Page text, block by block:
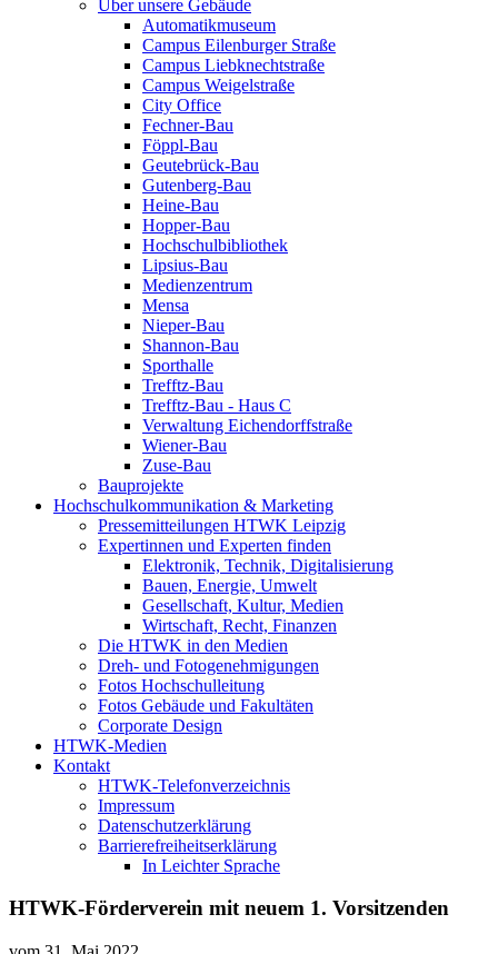
Über unsere Gebäude
Automatikmuseum
Campus Eilenburger Straße
Campus Liebknechtstraße
Campus Weigelstraße
City Office
Fechner-Bau
Föppl-Bau
Geutebrück-Bau
Gutenberg-Bau
Heine-Bau
Hopper-Bau
Hochschulbibliothek
Lipsius-Bau
Medienzentrum
Mensa
Nieper-Bau
Shannon-Bau
Sporthalle
Trefftz-Bau
Trefftz-Bau - Haus C
Verwaltung Eichendorffstraße
Wiener-Bau
Zuse-Bau
Bauprojekte
Hochschulkommunikation & Marketing
Pressemitteilungen HTWK Leipzig
Expertinnen und Experten finden
Elektronik, Technik, Digitalisierung
Bauen, Energie, Umwelt
Gesellschaft, Kultur, Medien
Wirtschaft, Recht, Finanzen
Die HTWK in den Medien
Dreh- und Fotogenehmigungen
Fotos Hochschulleitung
Fotos Gebäude und Fakultäten
Corporate Design
HTWK-Medien
Kontakt
HTWK-Telefonverzeichnis
Impressum
Datenschutzerklärung
Barrierefreiheitserklärung
In Leichter Sprache
HTWK-Förderverein mit neuem 1. Vorsitzenden